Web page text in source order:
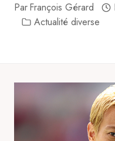
ParFrançois Gérard
Actualité diverse